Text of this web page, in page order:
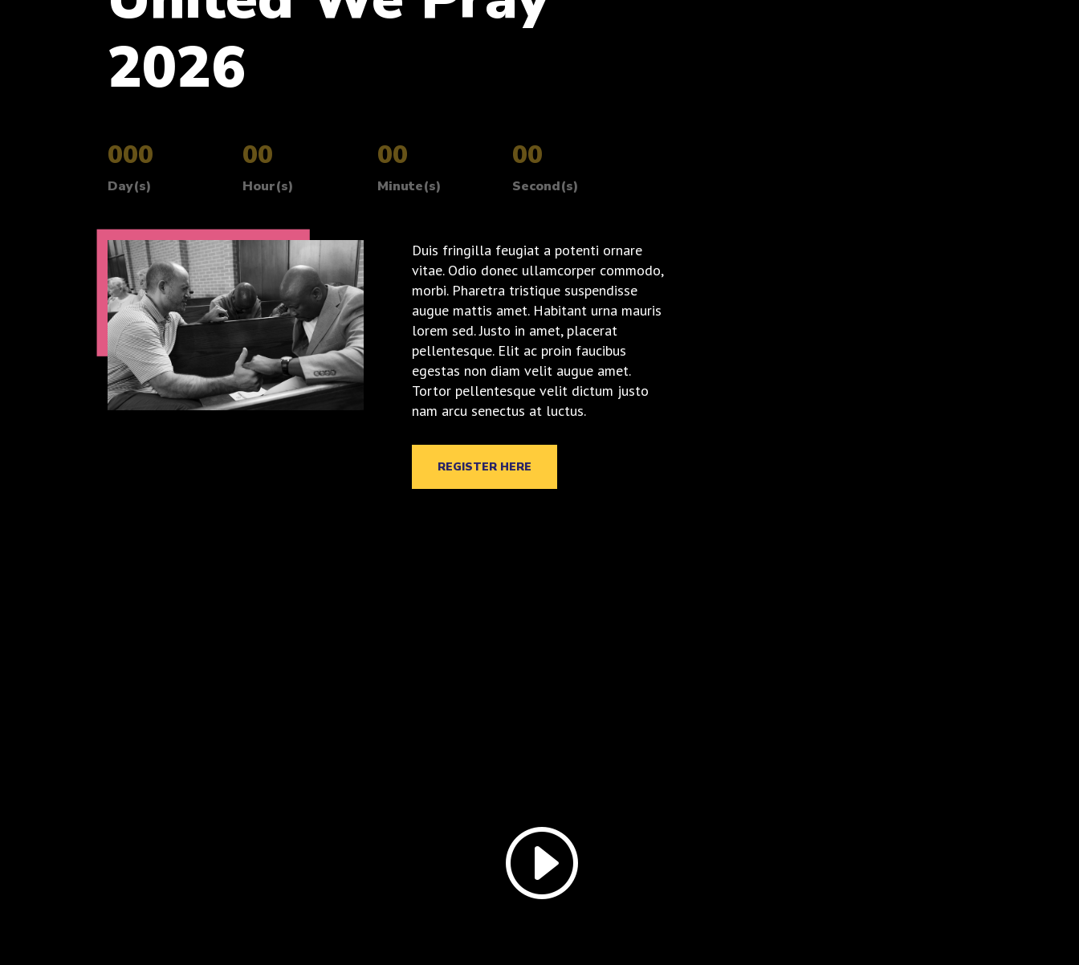
2026
000
Day(s)
00
Hour(s)
00
Minute(s)
00
Second(s)
Duis fringilla feugiat a potenti ornare
vitae. Odio donec ullamcorper commodo,
morbi. Pharetra tristique suspendisse
augue mattis amet. Habitant urna mauris
lorem sed. Justo in amet, placerat
pellentesque. Elit ac proin faucibus
egestas non diam velit augue amet.
Tortor pellentesque velit dictum justo
nam arcu senectus at luctus.
REGISTER HERE